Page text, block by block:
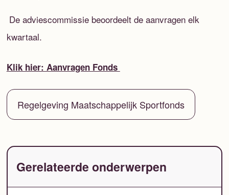
De adviescommissie beoordeelt de aanvragen elk
kwartaal.
Klik hier: Aanvragen Fonds
Regelgeving Maatschappelijk Sportfonds
Gerelateerde onderwerpen